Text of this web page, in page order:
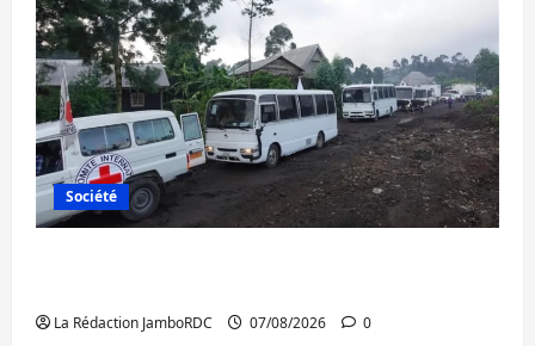
Société
La Rédaction JamboRDC 07/08/2026 0